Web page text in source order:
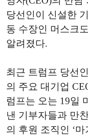
당선인이 신설한
동 수장인 머스크
알려졌다.
최근 트럼프 당선
의 주요 대기업
럼프는 오는 19일
낸 기부자들과 만
의 후원 조직인 ‘마